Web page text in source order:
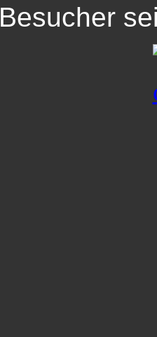
Besucher